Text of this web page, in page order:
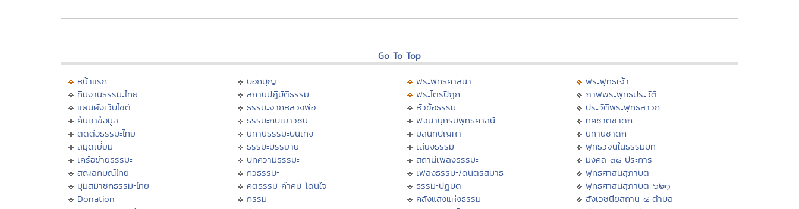
Go To Top
หน้าแรก
ทีมงานธรรมะไทย
แผนผังเว็บไซต์
ค้นหาข้อมูล
ติดต่อธรรมะไทย
สมุดเยี่ยม
เครือข่ายธรรมะ
สัญลักษณ์ไทย
มุมสมาชิกธรรมะไทย
Donation
บอกบุญ
สถานปฏิบัติธรรม
ธรรมะจากหลวงพ่อ
ธรรมะกับเยาวชน
นิทานธรรมะบันเทิง
ธรรมะบรรยาย
บทความธรรมะ
กวีธรรมะ
คติธรรม คำคม โดนใจ
กรรม
พระพุทธศาสนา
พระไตรปิฏก
หัวข้อธรรม
พจนานุกรมพุทธศาสน์
มิลินทปัญหา
เสียงธรรม
สถานีเพลงธรรมะ
เพลงธรรมะ/ดนตรีสมาธิ
ธรรมะปฏิบัติ
คลังแสงแห่งธรรม
พระพุทธเจ้า
ภาพพระพุทธประวัติ
ประวัติพระพุทธสาวก
ทศชาติชาดก
นิทานชาดก
พุทธวจนในธรรมบท
มงคล ๓๘ ประการ
พุทธศาสนสุภาษิต
พุทธศาสนสุภาษิต ๖๒๑
สังเวชนียสถาน ๔ ตำบล